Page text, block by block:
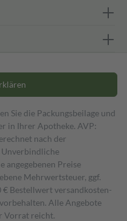
Sie die Packungsbeilage und
in Ihrer Apotheke. AVP:
nach der
angegebenen Preise
Mehrwertsteuer, ggf.
€ Bestell­wert versand­kosten­
Alle Angebote
Vorrat reicht.